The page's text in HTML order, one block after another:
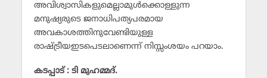
അവിശ്വാസികളുമെല്ലാമുള്‍ക്കൊള്ളുന്ന
മനുഷ്യരുടെ ജനാധിപത്യപരമായ
അവകാശത്തിനുവേണ്ടിയുള്ള
രാഷ്ട്രീയഇടപെടലാണെന്ന് നിസ്സംശയം പറയാം.
കടപ്പാട് : ടി മുഹമ്മദ്.